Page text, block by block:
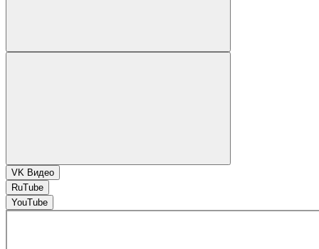
VK Видео
RuTube
YouTube